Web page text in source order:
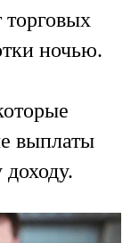
ночью.
выплаты